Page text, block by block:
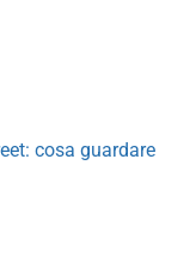
cosa guardare